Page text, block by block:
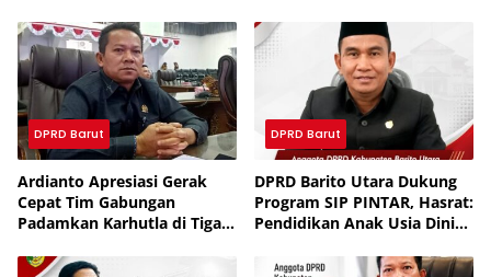
DPRD Barut
Ardianto Apresiasi Gerak
Cepat Tim Gabungan
Padamkan Karhutla di Tiga
DPRD Barut
DPRD Barito Utara Dukung
Program SIP PINTAR, Hasrat:
Pendidikan Anak Usia Dini